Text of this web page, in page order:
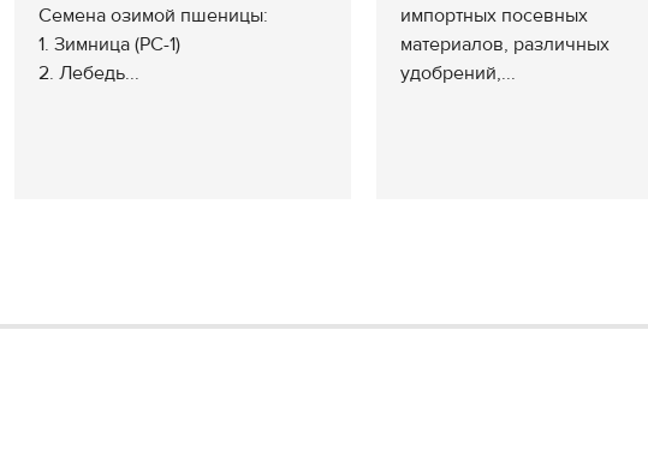
Семена озимой пшеницы:
1. Зимница (РС-1)
2. Лебедь...
импортных посевных
материалов, различных
удобрений,...